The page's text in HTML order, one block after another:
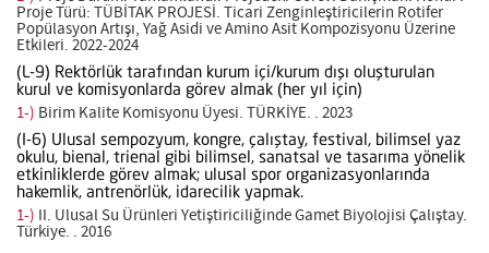
Proje Türü: TÜBİTAK PROJESİ. Ticari Zenginleştiricilerin Rotifer
Popülasyon Artışı, Yağ Asidi ve Amino Asit Kompozisyonu Üzerine
Etkileri. 2022-2024
(L-9) Rektörlük tarafından kurum içi/kurum dışı oluşturulan
kurul ve komisyonlarda görev almak (her yıl için)
1-) Birim Kalite Komisyonu Üyesi. TÜRKİYE. . 2023
(I-6) Ulusal sempozyum, kongre, çalıştay, festival, bilimsel yaz
okulu, bienal, trienal gibi bilimsel, sanatsal ve tasarıma yönelik
etkinliklerde görev almak; ulusal spor organizasyonlarında
hakemlik, antrenörlük, idarecilik yapmak.
1-) II. Ulusal Su Ürünleri Yetiştiriciliğinde Gamet Biyolojisi Çalıştay.
Türkiye. . 2016